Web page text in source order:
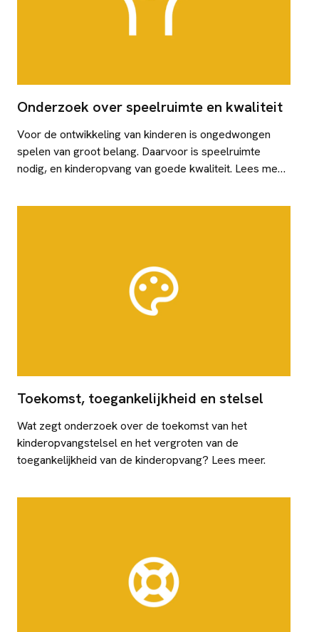
Onderzoek over speelruimte en kwaliteit
Voor de ontwikkeling van kinderen is ongedwongen
spelen van groot belang. Daarvoor is speelruimte
nodig, en kinderopvang van goede kwaliteit. Lees meer
Toekomst, toegankelijkheid en stelsel
Wat zegt onderzoek over de toekomst van het
kinderopvangstelsel en het vergroten van de
toegankelijkheid van de kinderopvang? Lees meer.